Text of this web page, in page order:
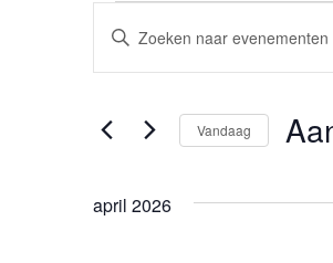
Evenementen
Zoeken
en
weergeven
navigatie
Vul
keyword
Zoek
met
keyword.
Vandaag
april 2026